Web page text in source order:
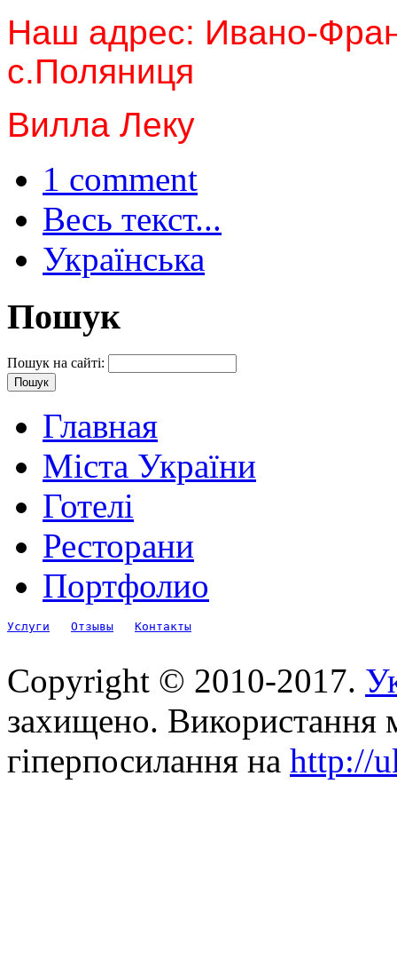
Наш адрес: Ивано-
с.Поляниця
Вилла Леку
1 comment
Весь текст...
Українська
Пошук
Пошук на сайті:
Главная
Міста України
Готелі
Ресторани
Портфолио
Услуги Отзывы Контакты
Copyright © 2010-2017.
захищено. Використання
гіперпосилання на http://